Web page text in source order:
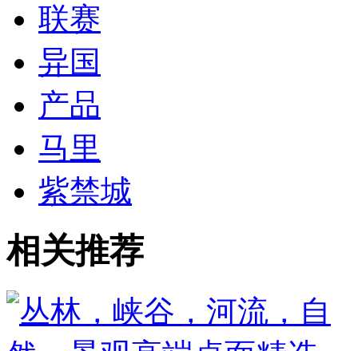
联赛
异国
产品
马里
紫禁城
相关推荐